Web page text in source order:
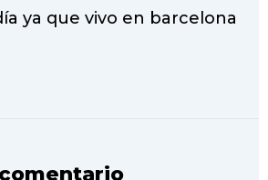
ya que vivo en barcelona